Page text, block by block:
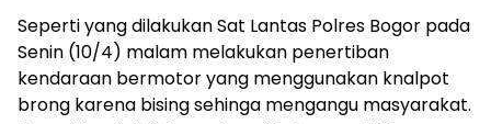
Seperti yang dilakukan Sat Lantas Polres Bogor pada
Senin (10/4) malam melakukan penertiban
kendaraan bermotor yang menggunakan knalpot
brong karena bising sehinga mengangu masyarakat.